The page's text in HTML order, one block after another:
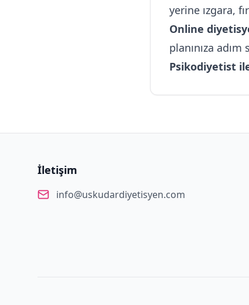
yerine ızgara,
Online
planınıza
Psikodiyetist
İletişim
info@uskudardiyetisyen.com